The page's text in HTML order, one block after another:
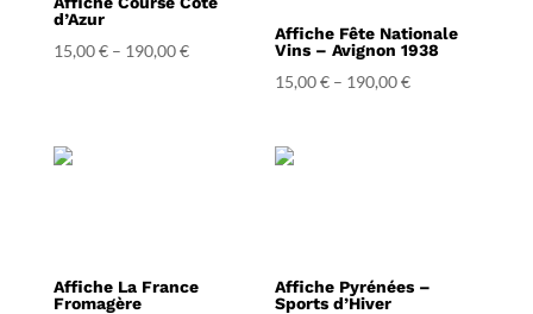
d’Azur
15,00€– 190,00€
Affiche Fête Nationale
Vins – Avignon 1938
15,00€ – 190,00€
Affiche La France
Fromagère
Affiche Pyrénées –
Sports d’Hiver